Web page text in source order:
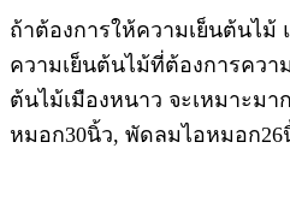
ถ้าต้องการให้ความเย็นต้นไ
ความเย็นต้นไม้ที่ต้องการควา
ต้นไม้เมืองหนาว จะเหมาะม
หมอก30นิ้ว, พัดลมไอหมอก26